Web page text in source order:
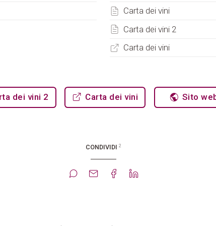
Carta dei vini
Carta dei vini 2
Carta dei vini
dei vini 2 Carta dei vini Sito
CONDIVIDI 2